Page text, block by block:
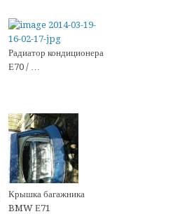
Радиатор кондиционера
Е70 / …
Крышка багажника
BMW Е71